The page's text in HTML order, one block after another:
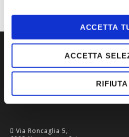
ACCETTA
ACCETTA
RIFIUTA
Via Roncaglia 5,